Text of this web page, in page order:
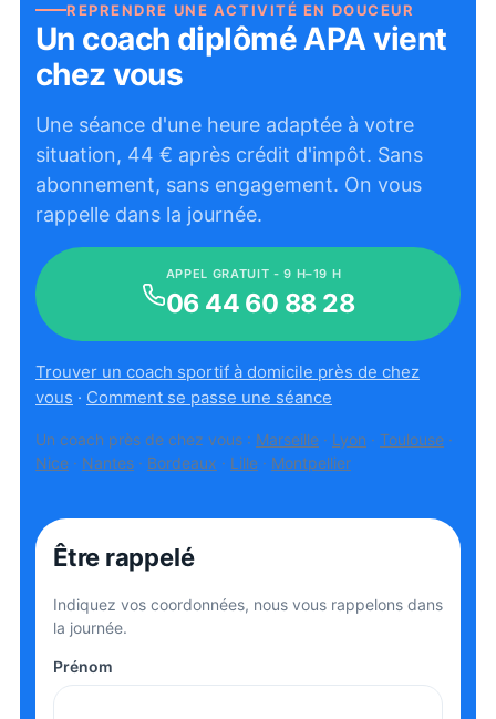
REPRENDRE UNE ACTIVITÉ EN DOUCEUR
Un coach diplômé APA vient
chez vous
Une séance d'une heure adaptée à votre
situation, 44 € après crédit d'impôt. Sans
abonnement, sans engagement. On vous
rappelle dans la journée.
APPEL GRATUIT - 9 H–19 H
06 44 60 88 28
Trouver un coach sportif à domicile près de chez
vous · Comment se passe une séance
Un coach près de chez vous : Marseille · Lyon · Toulouse ·
Nice · Nantes · Bordeaux · Lille · Montpellier
Être rappelé
Indiquez vos coordonnées, nous vous rappelons dans
la journée.
Prénom